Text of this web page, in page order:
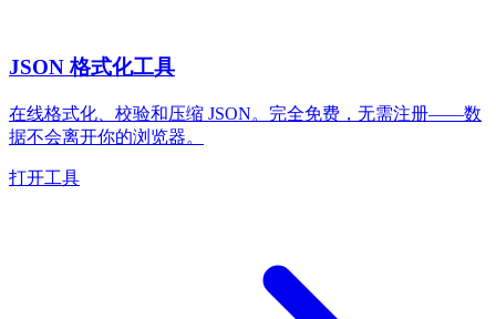
JSON 格式化工具
在线格式化、校验和压缩 JSON。完全免费，无需注册——数
据不会离开你的浏览器。
打开工具